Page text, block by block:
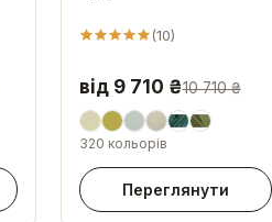
(10)
від 9 710 ₴10 710 ₴
320 кольорів
Переглянути